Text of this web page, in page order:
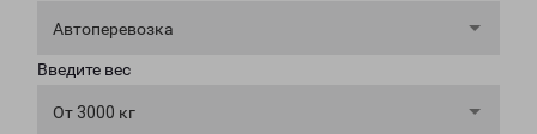
Автоперевозка
Введите вес
От 3000 кг